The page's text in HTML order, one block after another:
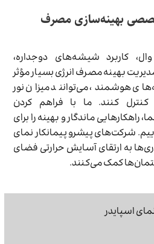
بهینه‌سازی مصرف
وال، کاربرد شیشه‌های دوجداره،
بهینه مصرف انرژی بسیار مؤثر
هوشمند، می‌توانند میزان نور
کنترل کنند. ما با فراهم کردن
راهکارهایی ماندگار و بهینه را برای
شرکت‌های پیشرو پیمانکار نمای
به ارتقای آسایش حرارتی فضای
کمک می‌کنند.